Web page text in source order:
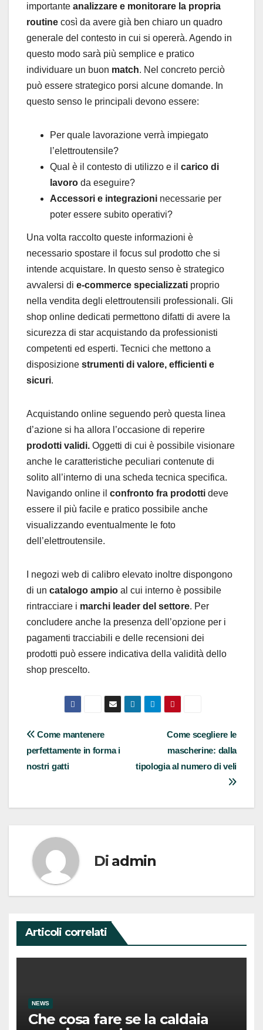
importante analizzare e monitorare la propria
routine così da avere già ben chiaro un quadro
generale del contesto in cui si opererà. Agendo in
questo modo sarà più semplice e pratico
individuare un buon match. Nel concreto perciò
può essere strategico porsi alcune domande. In
questo senso le principali devono essere:
Per quale lavorazione verrà impiegato
l’elettroutensile?
Qual è il contesto di utilizzo e il carico di
lavoro da eseguire?
Accessori e integrazioni necessarie per
poter essere subito operativi?
Una volta raccolto queste informazioni è
necessario spostare il focus sul prodotto che si
intende acquistare. In questo senso è strategico
avvalersi di e-commerce specializzati proprio
nella vendita degli elettroutensili professionali. Gli
shop online dedicati permettono difatti di avere la
sicurezza di star acquistando da professionisti
competenti ed esperti. Tecnici che mettono a
disposizione strumenti di valore, efficienti e
sicuri.
Acquistando online seguendo però questa linea
d’azione si ha allora l’occasione di reperire
prodotti validi. Oggetti di cui è possibile visionare
anche le caratteristiche peculiari contenute di
solito all’interno di una scheda tecnica specifica.
Navigando online il confronto fra prodotti deve
essere il più facile e pratico possibile anche
visualizzando eventualmente le foto
dell’elettroutensile.
I negozi web di calibro elevato inoltre dispongono
di un catalogo ampio al cui interno è possibile
rintracciare i marchi leader del settore. Per
concludere anche la presenza dell’opzione per i
pagamenti tracciabili e delle recensioni dei
prodotti può essere indicativa della validità dello
shop prescelto.
Navigazione
articoli
Come scegliere le
mascherine: dalla
tipologia al numero di veli
Come mantenere
perfettamente in forma i
nostri gatti
Di admin
Articoli correlati
NEWS
Che cosa fare se la caldaia